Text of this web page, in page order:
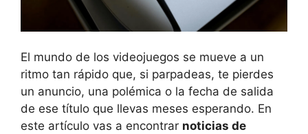
El mundo de los videojuegos se mueve a un
ritmo tan rápido que, si parpadeas, te pierdes
un anuncio, una polémica o la fecha de salida
de ese título que llevas meses esperando. En
este artículo vas a encontrar noticias de